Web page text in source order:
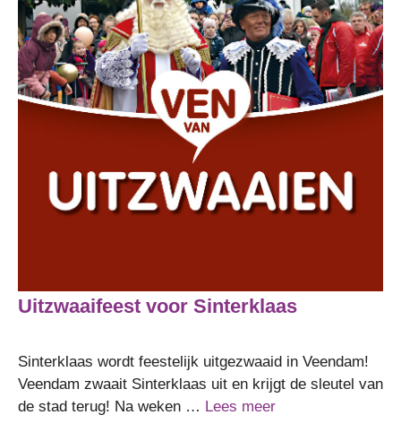
Uitzwaaifeest voor Sinterklaas
Sinterklaas wordt feestelijk uitgezwaaid in Veendam!
Veendam zwaait Sinterklaas uit en krijgt de sleutel van
de stad terug! Na weken … Lees meer